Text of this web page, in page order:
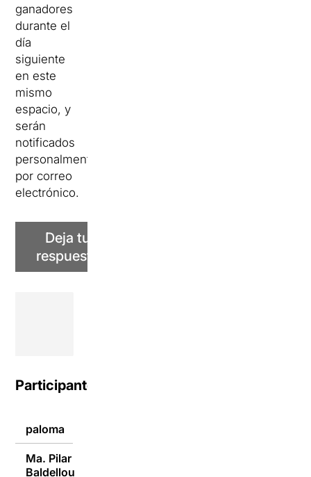
ganadores
durante el
día
siguiente
en este
mismo
espacio, y
serán
notificados
personalmente
por correo
electrónico.
Deja tu
respuesta
Participantes
paloma
Ma. Pilar
Baldellou